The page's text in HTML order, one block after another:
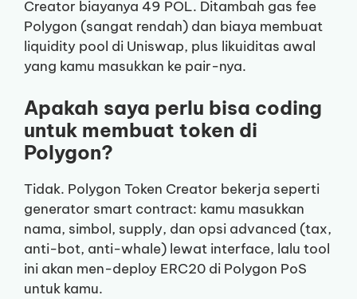
Creator biayanya 49 POL. Ditambah gas fee
Polygon (sangat rendah) dan biaya membuat
liquidity pool di Uniswap, plus likuiditas awal
yang kamu masukkan ke pair-nya.
Apakah saya perlu bisa coding
untuk membuat token di
Polygon?
Tidak. Polygon Token Creator bekerja seperti
generator smart contract: kamu masukkan
nama, simbol, supply, dan opsi advanced (tax,
anti-bot, anti-whale) lewat interface, lalu tool
ini akan men-deploy ERC20 di Polygon PoS
untuk kamu.